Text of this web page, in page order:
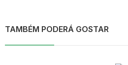
TAMBÉM PODERÁ GOSTAR